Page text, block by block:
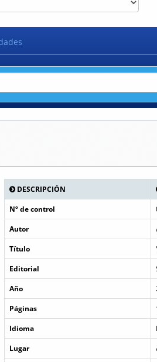
DESCRIPCIÓN
Nº de control
Autor
Título
Editorial
Año
Páginas
Idioma
Lugar